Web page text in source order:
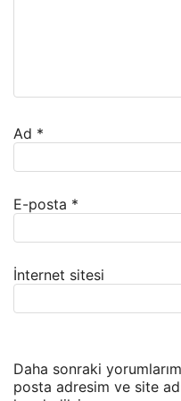
Ad *
E-posta *
İnternet sitesi
Daha sonraki
posta adresim ve site